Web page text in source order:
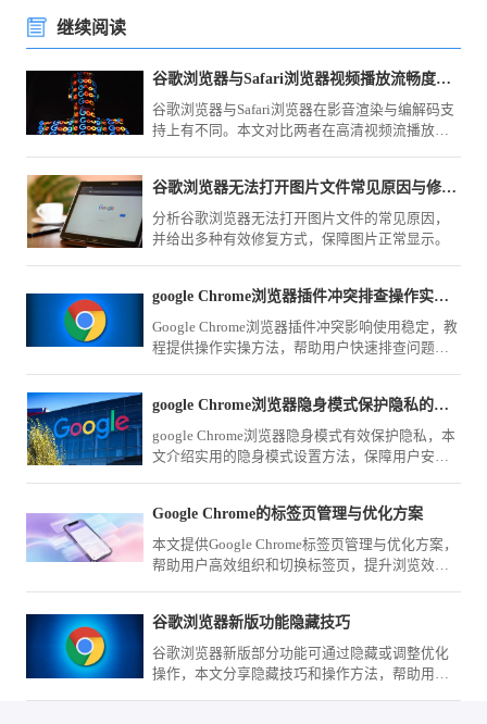
继续阅读
谷歌浏览器与Safari浏览器视频播放流畅度对比
谷歌浏览器与Safari浏览器在影音渲染与编解码支
持上有不同。本文对比两者在高清视频流播放、
谷歌浏览器无法打开图片文件常见原因与修复方式
分析谷歌浏览器无法打开图片文件的常见原因，
并给出多种有效修复方式，保障图片正常显示。
google Chrome浏览器插件冲突排查操作实操方法
Google Chrome浏览器插件冲突影响使用稳定，教
程提供操作实操方法，帮助用户快速排查问题，
google Chrome浏览器隐身模式保护隐私的实用方法
google Chrome浏览器隐身模式有效保护隐私，本
文介绍实用的隐身模式设置方法，保障用户安全
Google Chrome的标签页管理与优化方案
本文提供Google Chrome标签页管理与优化方案，
帮助用户高效组织和切换标签页，提升浏览效
谷歌浏览器新版功能隐藏技巧
谷歌浏览器新版部分功能可通过隐藏或调整优化
操作，本文分享隐藏技巧和操作方法，帮助用户